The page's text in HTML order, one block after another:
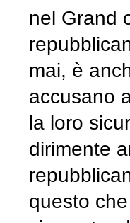
nel Grand
mai, è
accusano
la loro
dirimente
questo